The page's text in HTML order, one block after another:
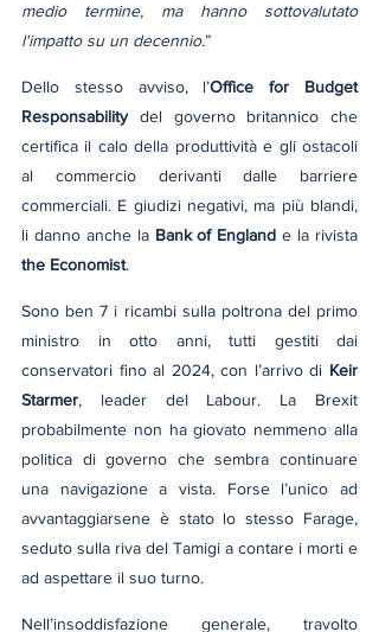
medio termine, ma hanno sottovalutato
l'impatto su un decennio.”
Dello stesso avviso, l’Office for Budget
Responsability del governo britannico che
certifica il calo della produttività e gli ostacoli
al commercio derivanti dalle barriere
commerciali. E giudizi negativi, ma più blandi,
li danno anche la Bank of England
the Economist.
Sono ben 7 i ricambi sulla poltrona del primo
ministro in otto anni, tutti gestiti dai
conservatori fino al 2024, con l’arrivo di Keir
Starmer, leader del Labour. La Brexit
probabilmente non ha giovato nemmeno alla
politica di governo che sembra continuare
una navigazione a vista. Forse l’unico ad
avvantaggiarsene è stato lo stesso Farage,
seduto sulla riva del Tamigi a contare i morti e
ad aspettare il suo turno.
Nell’insoddisfazione generale, travolto